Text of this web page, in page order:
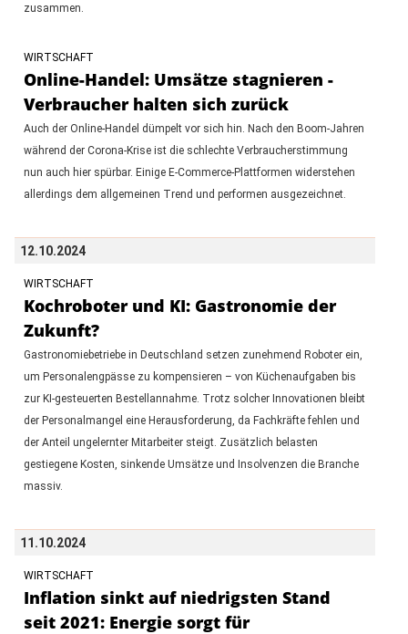
zusammen.
WIRTSCHAFT
Online-Handel: Umsätze stagnieren -
Verbraucher halten sich zurück
Auch der Online-Handel dümpelt vor sich hin. Nach den Boom-Jahren
während der Corona-Krise ist die schlechte Verbraucherstimmung
nun auch hier spürbar. Einige E-Commerce-Plattformen widerstehen
allerdings dem allgemeinen Trend und performen ausgezeichnet.
12.10.2024
WIRTSCHAFT
Kochroboter und KI: Gastronomie der
Zukunft?
Gastronomiebetriebe in Deutschland setzen zunehmend Roboter ein,
um Personalengpässe zu kompensieren – von Küchenaufgaben bis
zur KI-gesteuerten Bestellannahme. Trotz solcher Innovationen bleibt
der Personalmangel eine Herausforderung, da Fachkräfte fehlen und
der Anteil ungelernter Mitarbeiter steigt. Zusätzlich belasten
gestiegene Kosten, sinkende Umsätze und Insolvenzen die Branche
massiv.
11.10.2024
WIRTSCHAFT
Inflation sinkt auf niedrigsten Stand
seit 2021: Energie sorgt für